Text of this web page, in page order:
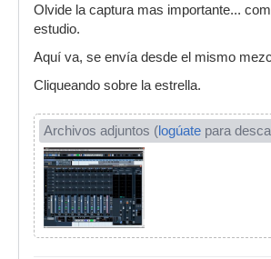
Olvide la captura mas importante...
estudio.
Aquí va, se envía desde el mismo
Cliqueando sobre la estrella.
Archivos adjuntos (logúate para